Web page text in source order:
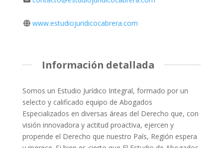
www.estudiojuridicocabrera.com
Información detallada
Somos un Estudio Jurídico Integral, formado por un
selecto y calificado equipo de Abogados
Especializados en diversas áreas del Derecho que, con
visión innovadora y actitud proactiva, ejercen y
propende el Derecho que nuestro País, Región espera